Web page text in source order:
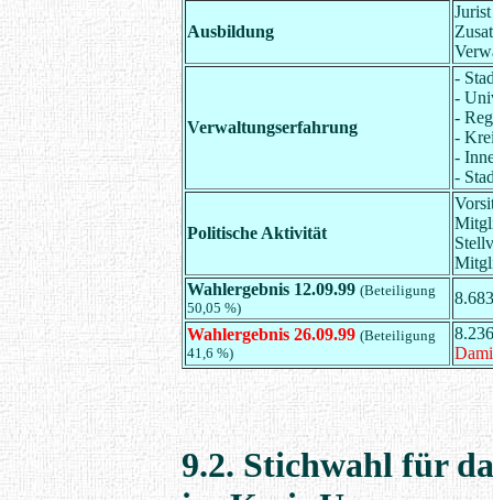
Ausbildung
Jurist
Verwaltungserfahrung
-
-
-
-
-
-
Politische Aktivität
Wahlergebnis 12.09.99 (Beteiligung
50,05 %)
Wahlergebnis 26.09.99 (Beteiligung
41,6 %)
9.2. Stichwahl für